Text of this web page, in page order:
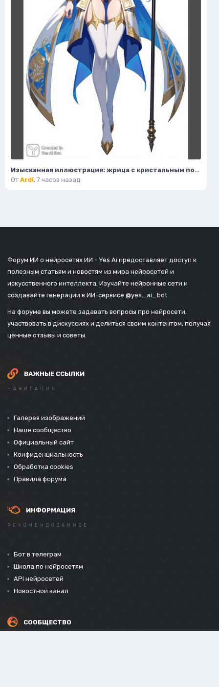
Изысканная иллюстрация: жрица с кристальным посохом и волшебным светом. Нейронная сеть Flux.1
От Ardi, 7 часов назад
Форум ИИ о нейросетях ИИ - Yes Ai предоставляет доступ к
полезным статьям и новостям из мира нейросетей и
искусственного интеллекта. Изучайте нейронные сети и
создавайте генерации в ИИ-сервисе @yes_ai_bot
На форуме вы можете задавать вопросы про нейросети,
участвовать в дискуссиях и делиться своим контентом, получая
ценные отзывы и советы.
ВАЖНЫЕ ССЫЛКИ
НАВИГАЦИЯ
Галерея изображений
Наше сообщество
Официальный сайт
Конфиденциальность
Обработка cookies
Правила форума
ИНФОРМАЦИЯ
РЕКОМЕНДОВАННОЕ
Бот в телеграм
Школа по нейросетям
API нейросетей
Новостной канал
СООБЩЕСТВО